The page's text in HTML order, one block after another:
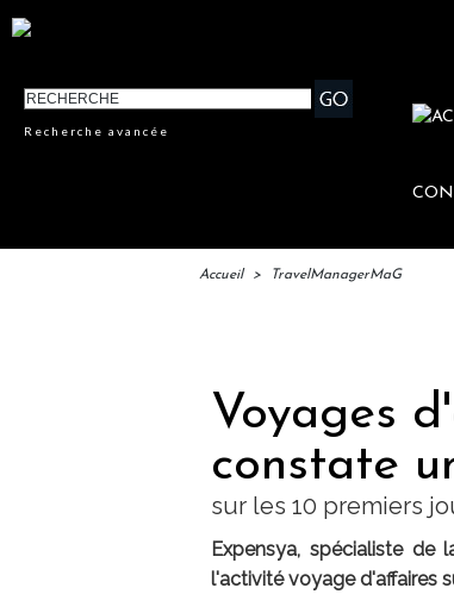
Recherche avancée
Accueil > TravelManagerMaG
Voyages
constate
sur les 10 premiers
Expensya, spécialiste
l'activité voyage d'affaires